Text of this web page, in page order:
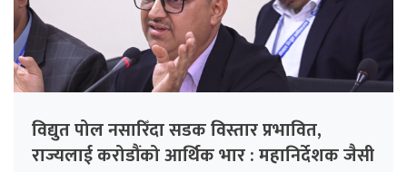
विद्युत पोल नसारिँदा सडक विस्तार प्रभावित,
राज्यलाई करोडौंको आर्थिक भार : महानिर्देशक जैसी